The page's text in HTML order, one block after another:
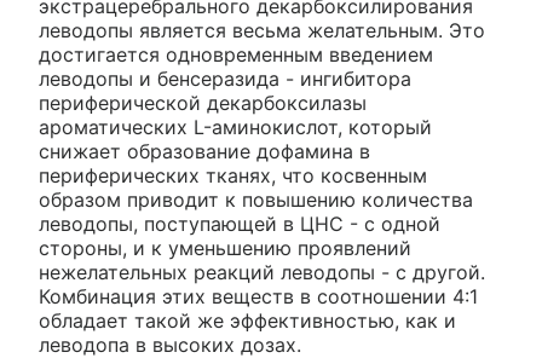
экстрацеребрального декарбоксилирования
леводопы является весьма желательным. Это
достигается одновременным введением
леводопы и бенсеразида - ингибитора
периферической декарбоксилазы
ароматических L-аминокислот, который
снижает образование дофамина в
периферических тканях, что косвенным
образом приводит к повышению количества
леводопы, поступающей в ЦНС - с одной
стороны, и к уменьшению проявлений
нежелательных реакций леводопы - с другой.
Комбинация этих веществ в соотношении 4:1
обладает такой же эффективностью, как и
леводопа в высоких дозах.